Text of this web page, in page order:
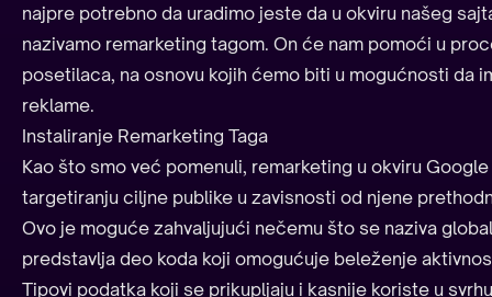
najpre potrebno da uradimo jeste da u okviru našeg
nazivamo remarketing tagom. On će nam pomoći u
posetilaca, na osnovu kojih ćemo biti u mogućnosti da
reklame.
Instaliranje Remarketing Taga
Kao što smo već pomenuli, remarketing u okviru
targetiranju ciljne publike u zavisnosti od njene
Ovo je moguće zahvaljujući nečemu što se naziva
predstavlja deo koda koji omogućuje beleženje
Tipovi podatka koji se prikupljaju i kasnije koriste u